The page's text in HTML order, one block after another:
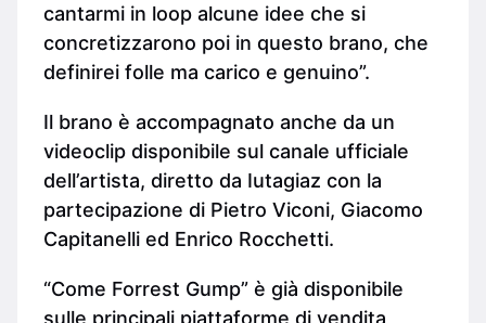
cantarmi in loop alcune idee che si
concretizzarono poi in questo brano, che
definirei folle ma carico e genuino”.
Il brano è accompagnato anche da un
videoclip disponibile sul canale ufficiale
dell’artista, diretto da Iutagiaz con la
partecipazione di Pietro Viconi, Giacomo
Capitanelli ed Enrico Rocchetti.
“Come Forrest Gump” è già disponibile
sulle principali piattaforme di vendita